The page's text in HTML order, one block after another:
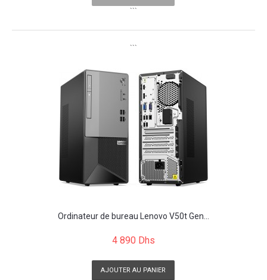
```
```
Ordinateur de bureau Lenovo V50t Gen...
4 890 Dhs
AJOUTER AU PANIER